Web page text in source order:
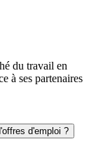
du travail en
à ses partenaires
d'emploi ?